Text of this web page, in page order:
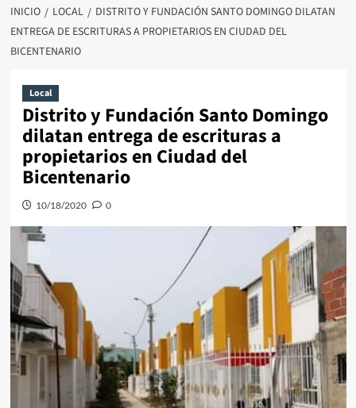
INICIO LOCAL
DISTRITO Y FUNDACIÓN SANTO DOMINGO DILATAN
ENTREGA DE ESCRITURAS A PROPIETARIOS EN CIUDAD DEL
BICENTENARIO
Local
Distrito y Fundación Santo Domingo
dilatan entrega de escrituras a
propietarios en Ciudad del
Bicentenario
10/18/2020 0